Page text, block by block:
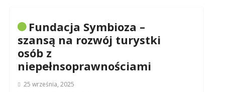
Fundacja Symbioza –
szansą na rozwój turystki
osób z
niepełnsoprawnościami
25 września, 2025